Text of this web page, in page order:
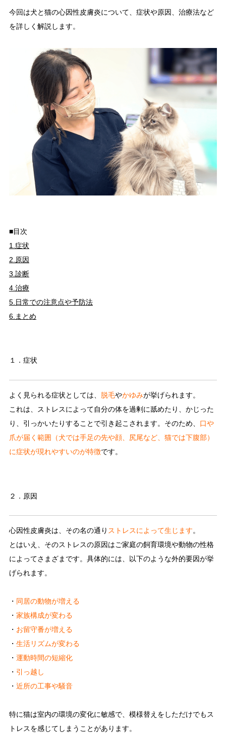
今回は犬と猫の心因性皮膚炎について、症状や原因、治療法など
を詳しく解説します。
■目次
1.症状
2.原因
3.診断
4.治療
5.日常での注意点や予防法
6.まとめ
１．症状
よく見られる症状としては、 脱毛やかゆみが挙げられます。
これは、ストレスによって自分の体を過剰に舐めたり、かじった
り、引っかいたりすることで引き起こされます。そのため、 口や
爪が届く範囲（犬では手足の先や顔、尻尾など、猫では下腹部）
に症状が現れやすいのが特徴です。
２．原因
心因性皮膚炎は、その名の通り ストレスによって生じます。
とはいえ、そのストレスの原因はご家庭の飼育環境や動物の性格
によってさまざまです。具体的には、以下のような外的要因が挙
げられます。
・ 同居の動物が増える
・ 家族構成が変わる
・ お留守番が増える
・ 生活リズムが変わる
・ 運動時間の短縮化
・ 引っ越し
・ 近所の工事や騒音
特に猫は室内の環境の変化に敏感で、模様替えをしただけでもス
トレスを感じてしまうことがあります。